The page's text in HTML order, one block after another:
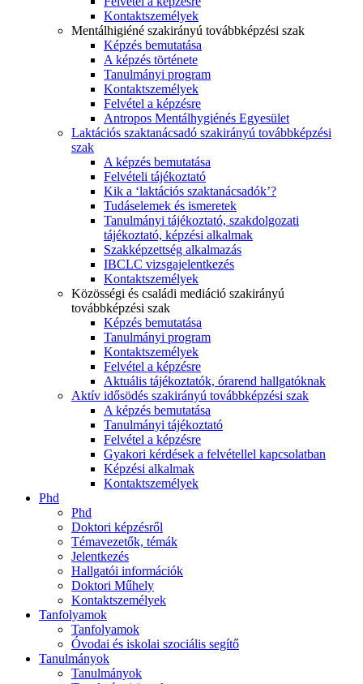
Kontaktszemélyek
Mentálhigiéné szakirányú továbbképzési szak
Képzés bemutatása
A képzés története
Tanulmányi program
Kontaktszemélyek
Felvétel a képzésre
Antropos Mentálhygiénés Egyesület
Laktációs szaktanácsadó szakirányú továbbképzési
szak
A képzés bemutatása
Felvételi tájékoztató
Kik a ‘laktációs szaktanácsadók’?
Tudáselemek és ismeretek
Tanulmányi tájékoztató, szakdolgozati
tájékoztató, képzési alkalmak
Szakképzettség alkalmazás
IBCLC vizsgajelentkezés
Kontaktszemélyek
Közösségi és családi mediáció szakirányú
továbbképzési szak
Képzés bemutatása
Tanulmányi program
Kontaktszemélyek
Felvétel a képzésre
Aktuális tájékoztatók, órarend hallgatóknak
Aktív idősödés szakirányú továbbképzési szak
A képzés bemutatása
Tanulmányi tájékoztató
Felvétel a képzésre
Gyakori kérdések a felvétellel kapcsolatban
Képzési alkalmak
Kontaktszemélyek
Phd
Phd
Doktori képzésről
Témavezetők, témák
Jelentkezés
Hallgatói információk
Doktori Műhely
Kontaktszemélyek
Tanfolyamok
Tanfolyamok
Óvodai és iskolai szociális segítő
Tanulmányok
Tanulmányok